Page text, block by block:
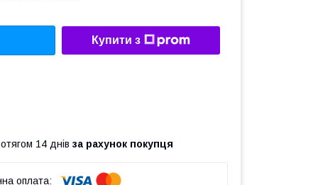
Купити з
14 днів за рахунок покупця